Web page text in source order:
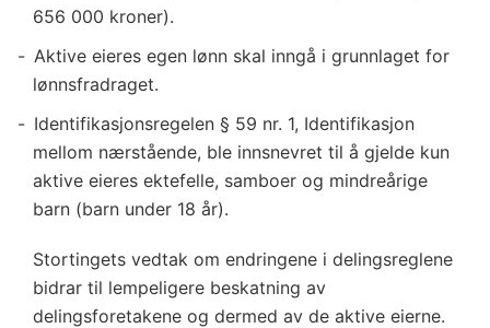
656 000 kroner).
Aktive eieres egen lønn skal inngå i grunnlaget for
lønnsfradraget.
Identifikasjonsregelen § 59 nr. 1, Identifikasjon
mellom nærstående, ble innsnevret til å gjelde kun
aktive eieres ektefelle, samboer og mindreårige
barn (barn under 18 år).
Stortingets vedtak om endringene i delingsreglene
bidrar til lempeligere beskatning av
delingsforetakene og dermed av de aktive eierne.